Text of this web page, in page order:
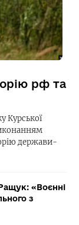
рф та
Курської
держави-
«Воєнні
з